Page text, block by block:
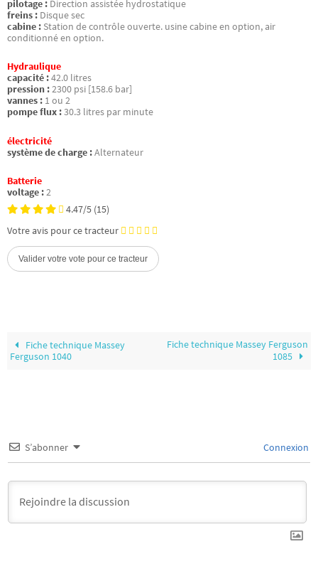
pilotage : Direction assistée hydrostatique
freins : Disque sec
cabine : Station de contrôle ouverte. usine cabine en option, air
conditionné en option.
Hydraulique
capacité :42.0 litres
pression :2300 psi [158.6 bar]
vannes : 1 ou 2
pompe flux :30.3 litres par minute
électricité
système de charge :Alternateur
Batterie
voltage :2
4.47/5 (15)
Votre avis pour ce tracteur
Fiche technique Massey
Ferguson 1040
Fiche technique Massey Ferguson
1085
S’abonner Connexion